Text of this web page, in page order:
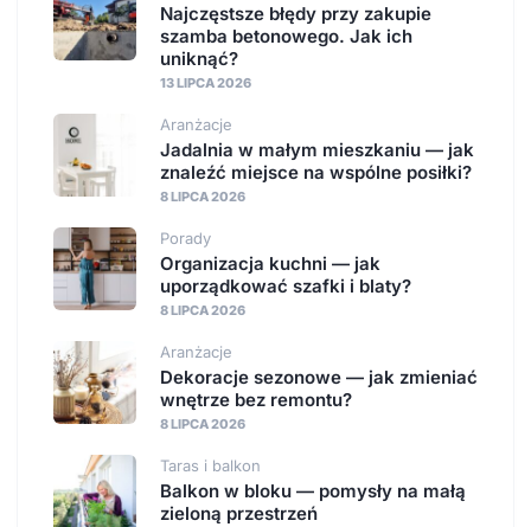
Najczęstsze błędy przy zakupie
szamba betonowego. Jak ich
uniknąć?
13 LIPCA 2026
Aranżacje
Jadalnia w małym mieszkaniu — jak
znaleźć miejsce na wspólne posiłki?
8 LIPCA 2026
Porady
Organizacja kuchni — jak
uporządkować szafki i blaty?
8 LIPCA 2026
Aranżacje
Dekoracje sezonowe — jak zmieniać
wnętrze bez remontu?
8 LIPCA 2026
Taras i balkon
Balkon w bloku — pomysły na małą
zieloną przestrzeń